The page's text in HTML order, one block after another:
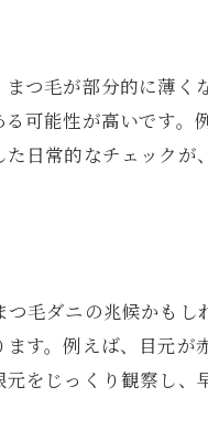
ック頻度と注意点
と見えにくい理由
道具とチェック方法
つ毛が部分的に薄
可能性が高いです
日常的なチェック
毛ダニの兆候かも
す。例えば、目元
をじっくり観察し、